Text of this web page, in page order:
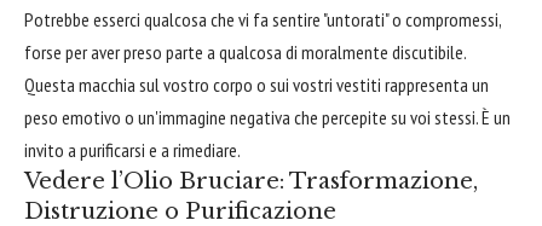
Potrebbe esserci qualcosa che vi fa sentire "untorati" o compromessi,
forse per aver preso parte a qualcosa di moralmente discutibile.
Questa macchia sul vostro corpo o sui vostri vestiti rappresenta un
peso emotivo o un'immagine negativa che percepite su voi stessi. È un
invito a purificarsi e a rimediare.
Vedere l’Olio Bruciare: Trasformazione,
Distruzione o Purificazione